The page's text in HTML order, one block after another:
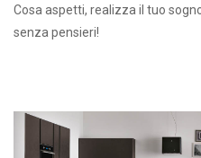
Cosa aspetti, realizza il tuo
senza pensieri!